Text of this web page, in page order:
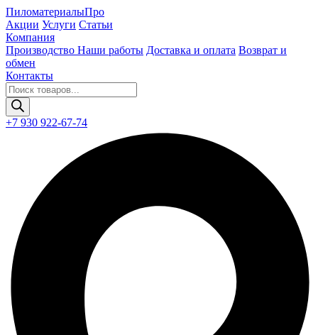
ПиломатериалыПро
Акции Услуги Статьи
Компания
Производство Наши работы Доставка и оплата Возврат и
обмен
Контакты
Поиск
товаров
+7 930 922-67-74